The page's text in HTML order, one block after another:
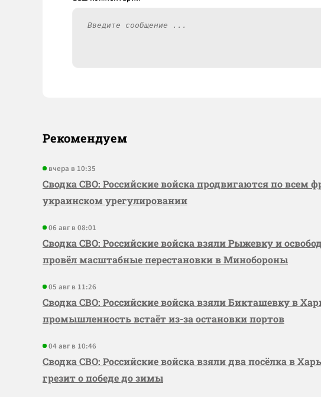
Рекомендуем
вчера в 10:35
Сводка СВО: Российские войска продвигаются по всем
украинском урегулировании
06 авг в 08:01
Сводка СВО: Российские войска взяли Рыжевку и
провёл масштабные перестановки в Минобороны
05 авг в 11:26
Сводка СВО: Российские войска взяли Бикташевку в
промышленность встаёт из-за остановки портов
04 авг в 10:46
Сводка СВО: Российские войска взяли два посёлка в
грезит о победе до зимы